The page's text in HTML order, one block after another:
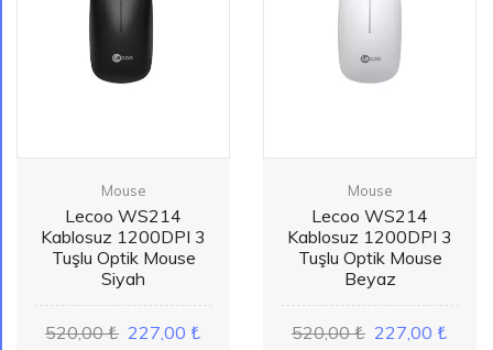
Mouse
Lecoo WS214
Kablosuz 1200DPI 3
Tuşlu Optik Mouse
Siyah
520,00 ₺ 227,00 ₺
Mouse
Lecoo WS214
Kablosuz 1200DPI 3
Tuşlu Optik Mouse
Beyaz
520,00 ₺ 227,00 ₺